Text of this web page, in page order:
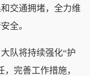
交通拥堵，全力维
全。
队将持续强化“护
完善工作措施，